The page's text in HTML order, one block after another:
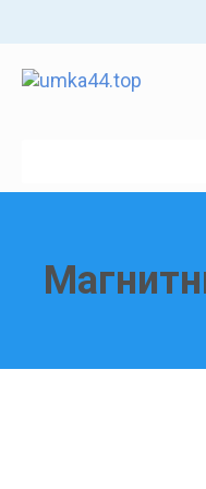
Оформление заказов онлайн